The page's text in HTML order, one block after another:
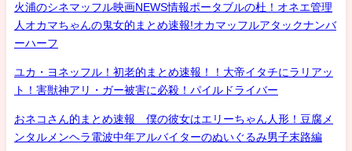
火浦のシネマッフル映画NEWS情報ポータブルの杜！オネエ管理
人オカマちゃんの鬼女的まとめ速報!オカマッフルアタックナンバ
ーハーフ
ユカ・ヨネッフル！初老的まとめ速報！！大帝イタチにラリアッ
ト！害獣神アリ・ガー被害に必殺！パイルドライバー
おネコさん的まとめ速報 僕の彼女はエリーちゃん人形！豆腐メ
ンタルメンヘラ電波中年アルバイターのぬいぐるみ男子末路編